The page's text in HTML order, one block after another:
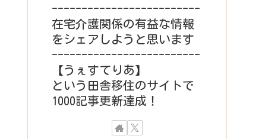
-------------------------
在宅介護関係の有益な情報
をシェアしようと思います
-------------------------
【うぇすてりあ】
という田舎移住のサイトで
1000記事更新達成！